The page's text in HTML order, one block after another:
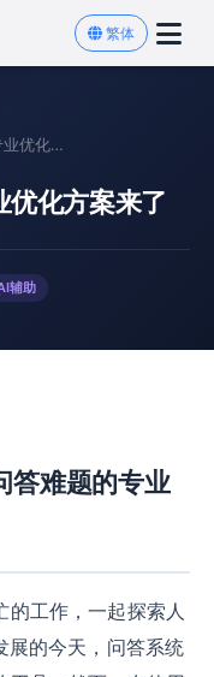
繁体
遇到这些AI问答难题？专业优化方案来了
优化方案来了
辅助
答难题的专业
的工作，一起探索人
展的今天，问答系统